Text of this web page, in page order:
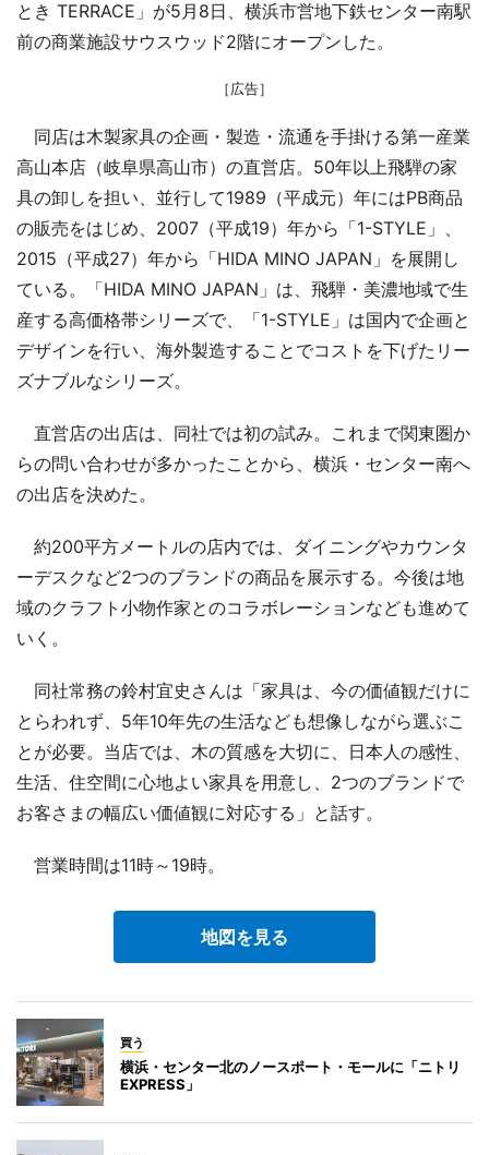
とき TERRACE」が5月8日、横浜市営地下鉄センター南駅
前の商業施設サウスウッド2階にオープンした。
［広告］
同店は木製家具の企画・製造・流通を手掛ける第一産業
高山本店（岐阜県高山市）の直営店。50年以上飛騨の家
具の卸しを担い、並行して1989（平成元）年にはPB商品
の販売をはじめ、2007（平成19）年から「1-STYLE」、
2015（平成27）年から「HIDA MINO JAPAN」を展開し
ている。「HIDA MINO JAPAN」は、飛騨・美濃地域で生
産する高価格帯シリーズで、「1-STYLE」は国内で企画と
デザインを行い、海外製造することでコストを下げたリー
ズナブルなシリーズ。
直営店の出店は、同社では初の試み。これまで関東圏か
らの問い合わせが多かったことから、横浜・センター南へ
の出店を決めた。
約200平方メートルの店内では、ダイニングやカウンタ
ーデスクなど2つのブランドの商品を展示する。今後は地
域のクラフト小物作家とのコラボレーションなども進めて
いく。
同社常務の鈴村宜史さんは「家具は、今の価値観だけに
とらわれず、5年10年先の生活なども想像しながら選ぶこ
とが必要。当店では、木の質感を大切に、日本人の感性、
生活、住空間に心地よい家具を用意し、2つのブランドで
お客さまの幅広い価値観に対応する」と話す。
営業時間は11時～19時。
地図を見る
買う
横浜・センター北のノースポート・モールに「ニトリ
EXPRESS」